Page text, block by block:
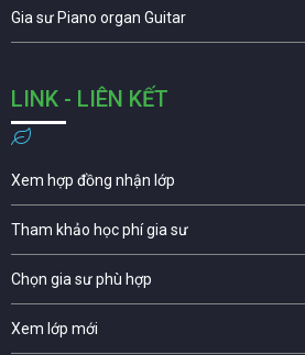
Gia sư Piano organ Guitar
LINK - LIÊN KẾT
Xem hợp đồng nhận lớp
Tham khảo học phí gia sư
Chọn gia sư phù hợp
Xem lớp mới